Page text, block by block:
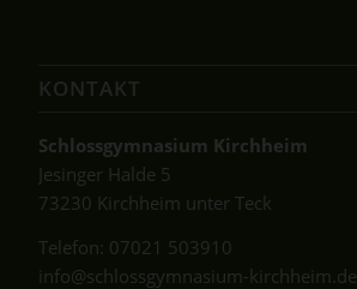
KONTAKT
Schlossgymnasium Kirchheim
Jesinger Halde 5
73230 Kirchheim unter Teck
Telefon: 07021 503910
info@schlossgymnasium-kirchheim.de